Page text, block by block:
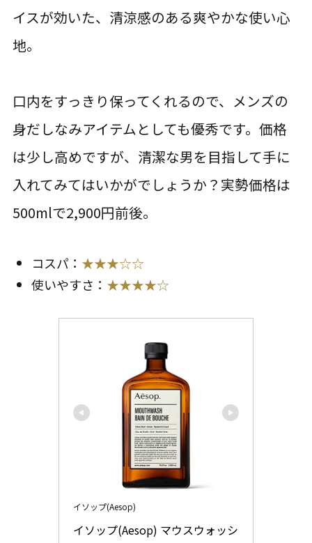
イスが効いた、清涼感のある爽やかな使い心
地。
口内をすっきり保ってくれるので、メンズの
身だしなみアイテムとしても優秀です。価格
は少し高めですが、清潔な男を目指して手に
入れてみてはいかがでしょうか？実勢価格は
500mlで2,900円前後。
コスパ： ★★★☆☆
使いやすさ： ★★★★☆
イソップ(Aesop)
イソップ(Aesop) マウスウォッシ